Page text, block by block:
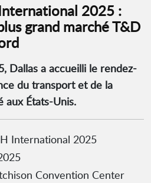
2025 :
grand marché T&D
Dallas a accueilli le rendez-
du transport et de la
aux États-Unis.
International 2025
Convention Center